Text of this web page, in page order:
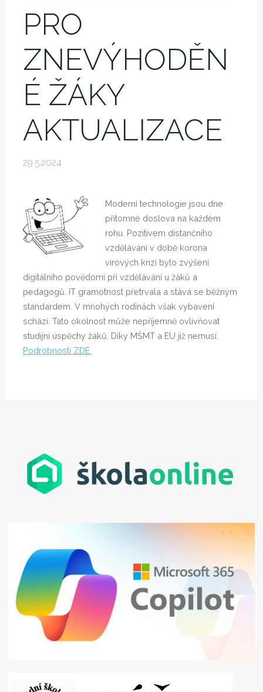
PRO
ZNEVÝHODĚN
É ŽÁKY
AKTUALIZACE
29.5.2024
Moderní technologie jsou dne
přítomné doslova na každém
rohu. Pozitivem distančního
vzdělávání v době korona
virových krizí bylo zvýšení
digitálního povědomí při vzdělávání u žáků a
pedagogů. IT gramotnost přetrvala a stává se běžným
standardem. V mnohých rodinách však vybavení
schází. Tato okolnost může nepříjemně ovlivňovat
studijní úspěchy žáků. Díky MŠMT a EU již nemusí.
Podrobnosti ZDE.